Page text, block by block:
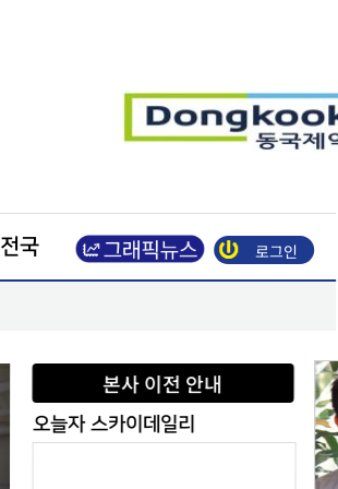
전국 로그인
본사 이전 안내
오늘자 스카이데일리